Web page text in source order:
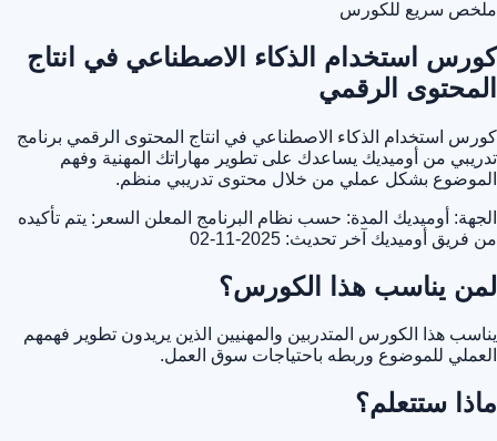
ملخص سريع للكورس
كورس استخدام الذكاء الاصطناعي في انتاج
المحتوى الرقمي
كورس استخدام الذكاء الاصطناعي في انتاج المحتوى الرقمي برنامج
تدريبي من أوميديك يساعدك على تطوير مهاراتك المهنية وفهم
الموضوع بشكل عملي من خلال محتوى تدريبي منظم.
الجهة: أوميديك المدة: حسب نظام البرنامج المعلن السعر: يتم تأكيده
من فريق أوميديك آخر تحديث: 2025-11-02
لمن يناسب هذا الكورس؟
يناسب هذا الكورس المتدربين والمهنيين الذين يريدون تطوير فهمهم
العملي للموضوع وربطه باحتياجات سوق العمل.
ماذا ستتعلم؟